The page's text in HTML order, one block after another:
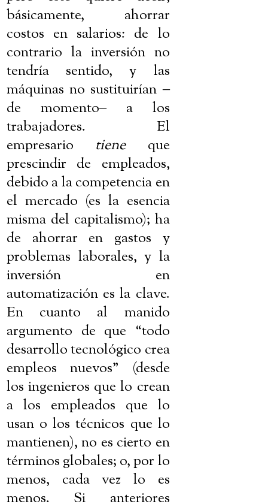
básicamente, ahorrar
costos en salarios: de lo
contrario la inversión no
tendría sentido, y las
máquinas no sustituirían‒
de momento‒a los
trabajadores. El
empresario tieneque
prescindir de empleados,
debido a la competencia en
el mercado (es la esencia
misma del capitalismo); ha
de ahorrar en gastos y
problemas laborales, y la
inversión en
automatización es la clave.
En cuanto al manido
argumento de que “todo
desarrollo tecnológico crea
empleos nuevos” (desde
los ingenieros que lo crean
a los empleados que lo
usan o los técnicos que lo
mantienen), no es cierto en
términos globales; o, por lo
menos, cada vez lo es
menos. Si anteriores